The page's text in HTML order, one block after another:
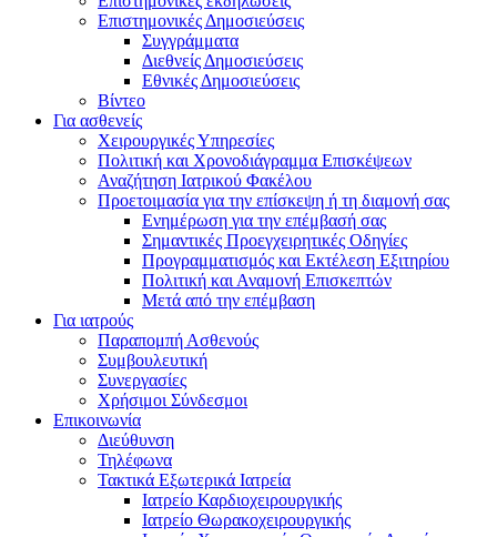
Επιστημονικές Δημοσιεύσεις
Συγγράμματα
Διεθνείς Δημοσιεύσεις
Εθνικές Δημοσιεύσεις
Βίντεο
Για ασθενείς
Χειρουργικές Υπηρεσίες
Πολιτική και Χρονοδιάγραμμα Επισκέψεων
Αναζήτηση Ιατρικού Φακέλου
Προετοιμασία για την επίσκεψη ή τη διαμονή σας
Ενημέρωση για την επέμβασή σας
Σημαντικές Προεγχειρητικές Οδηγίες
Προγραμματισμός και Εκτέλεση Εξιτηρίου
Πολιτική και Αναμονή Επισκεπτών
Μετά από την επέμβαση
Για ιατρούς
Παραπομπή Ασθενούς
Συμβουλευτική
Συνεργασίες
Χρήσιμοι Σύνδεσμοι
Επικοινωνία
Διεύθυνση
Τηλέφωνα
Τακτικά Εξωτερικά Ιατρεία
Ιατρείο Καρδιοχειρουργικής
Ιατρείο Θωρακοχειρουργικής